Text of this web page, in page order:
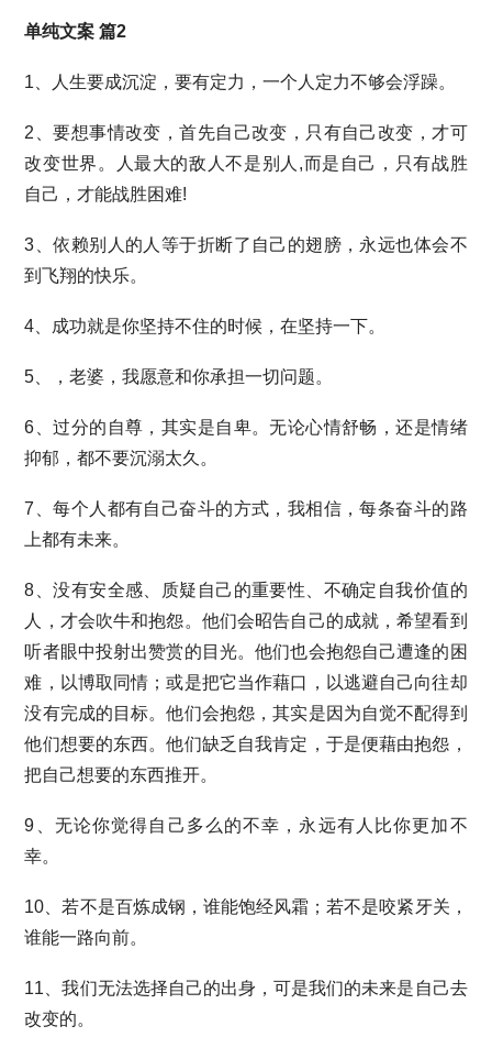
单纯文案 篇2
1、人生要成沉淀，要有定力，一个人定力不够会浮躁。
2、要想事情改变，首先自己改变，只有自己改变，才可
改变世界。人最大的敌人不是别人,而是自己，只有战胜
自己，才能战胜困难!
3、依赖别人的人等于折断了自己的翅膀，永远也体会不
到飞翔的快乐。
4、成功就是你坚持不住的时候，在坚持一下。
5、，老婆，我愿意和你承担一切问题。
6、过分的自尊，其实是自卑。无论心情舒畅，还是情绪
抑郁，都不要沉溺太久。
7、每个人都有自己奋斗的方式，我相信，每条奋斗的路
上都有未来。
8、没有安全感、质疑自己的重要性、不确定自我价值的
人，才会吹牛和抱怨。他们会昭告自己的成就，希望看到
听者眼中投射出赞赏的目光。他们也会抱怨自己遭逢的困
难，以博取同情；或是把它当作藉口，以逃避自己向往却
没有完成的目标。他们会抱怨，其实是因为自觉不配得到
他们想要的东西。他们缺乏自我肯定，于是便藉由抱怨，
把自己想要的东西推开。
9、无论你觉得自己多么的不幸，永远有人比你更加不
幸。
10、若不是百炼成钢，谁能饱经风霜；若不是咬紧牙关，
谁能一路向前。
11、我们无法选择自己的出身，可是我们的未来是自己去
改变的。